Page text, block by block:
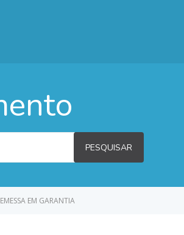
PESQUISAR
EM GARANTIA